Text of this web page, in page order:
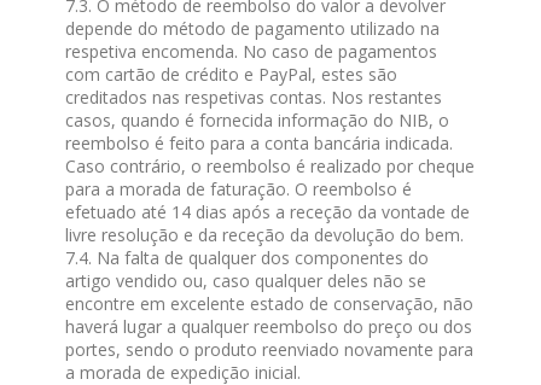
7.3. O método de reembolso do valor a devolver
depende do método de pagamento utilizado na
respetiva encomenda. No caso de pagamentos
com cartão de crédito e PayPal, estes são
creditados nas respetivas contas. Nos restantes
casos, quando é fornecida informação do NIB, o
reembolso é feito para a conta bancária indicada.
Caso contrário, o reembolso é realizado por cheque
para a morada de faturação. O reembolso é
efetuado até 14 dias após a receção da vontade de
livre resolução e da receção da devolução do bem.
7.4. Na falta de qualquer dos componentes do
artigo vendido ou, caso qualquer deles não se
encontre em excelente estado de conservação, não
haverá lugar a qualquer reembolso do preço ou dos
portes, sendo o produto reenviado novamente para
a morada de expedição inicial.